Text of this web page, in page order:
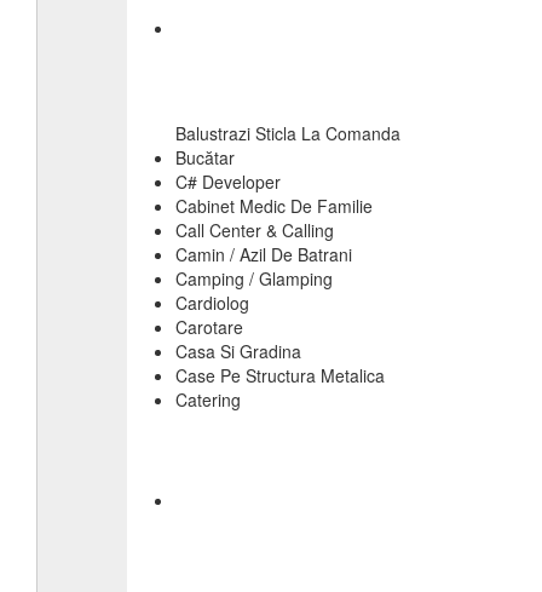
Balustrazi Sticla La Comanda
Bucătar
C# Developer
Cabinet Medic De Familie
Call Center & Calling
Camin / Azil De Batrani
Camping / Glamping
Cardiolog
Carotare
Casa Si Gradina
Case Pe Structura Metalica
Catering